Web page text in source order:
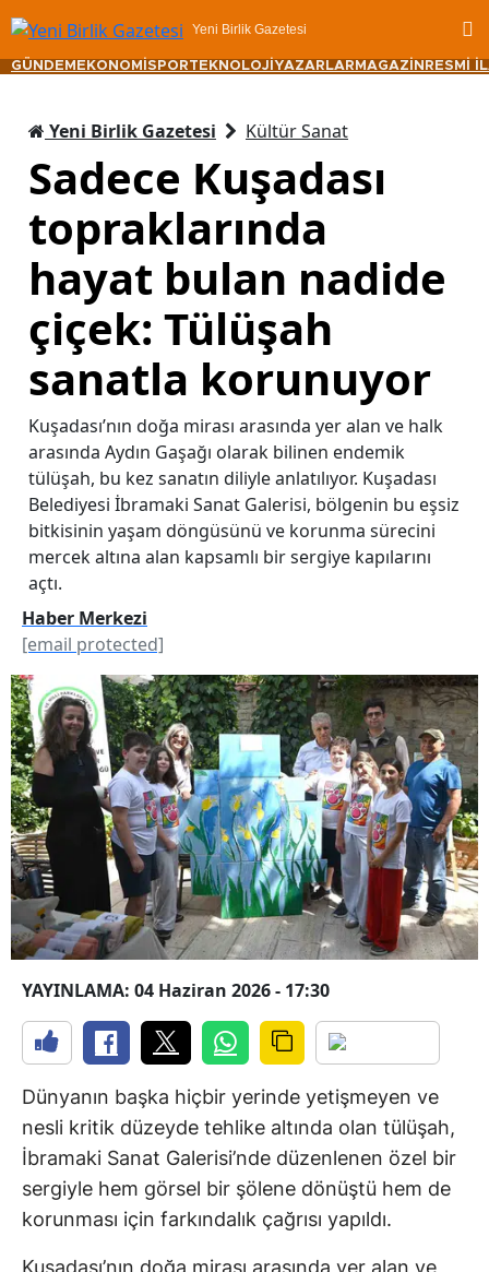
Yeni Birlik Gazetesi
GÜNDEM EKONOMİ SPORTEKNOLOJİ YAZARLAR MAGAZİN RESMİ
Yeni Birlik Gazetesi Kültür Sanat
Sadece Kuşadası
topraklarında
hayat bulan nadide
çiçek: Tülüşah
sanatla korunuyor
Kuşadası’nın doğa mirası arasında yer alan ve halk
arasında Aydın Gaşağı olarak bilinen endemik
tülüşah, bu kez sanatın diliyle anlatılıyor. Kuşadası
Belediyesi İbramaki Sanat Galerisi, bölgenin bu eşsiz
bitkisinin yaşam döngüsünü ve korunma sürecini
mercek altına alan kapsamlı bir sergiye kapılarını
açtı.
Haber Merkezi
[email protected]
YAYINLAMA: 04 Haziran 2026 - 17:30
Dünyanın başka hiçbir yerinde yetişmeyen ve
nesli kritik düzeyde tehlike altında olan tülüşah,
İbramaki Sanat Galerisi’nde düzenlenen özel bir
sergiyle hem görsel bir şölene dönüştü hem de
korunması için farkındalık çağrısı yapıldı.
Kuşadası’nın doğa mirası arasında yer alan ve